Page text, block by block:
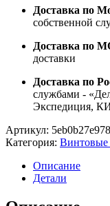
Доставка по
собственной
Доставка по
доставки
Доставка по
службами -
Экспедиция,
Артикул:
Категория: Винтовые
Описание
Детали